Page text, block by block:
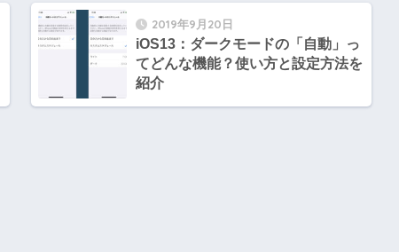
2019年9月20日
iOS13：ダークモードの「自動」っ
てどんな機能？使い方と設定方法を
紹介